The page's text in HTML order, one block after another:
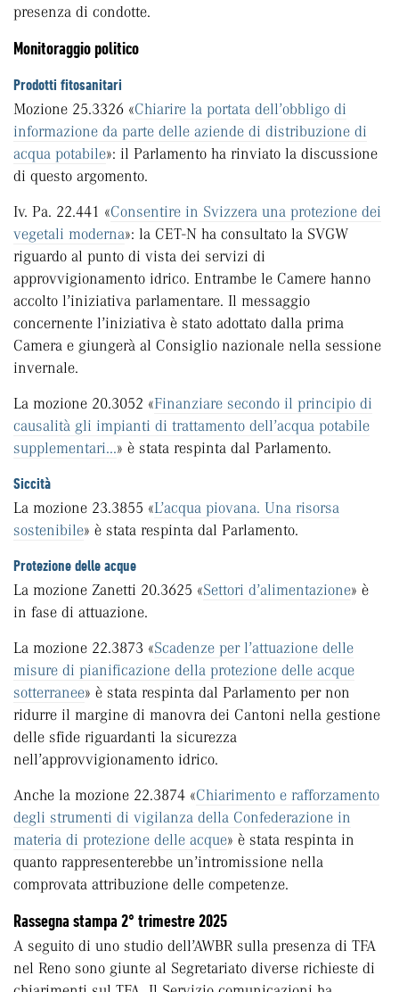
presenza di condotte.
Monitoraggio politico
Prodotti fitosanitari
Mozione 25.3326 «Chiarire la portata dell’obbligo di
informazione da parte delle aziende di distribuzione di
acqua potabile»: il Parlamento ha rinviato la discussione
di questo argomento.
Iv. Pa. 22.441 «Consentire in Svizzera una protezione dei
vegetali moderna»: la CET-N ha consultato la SVGW
riguardo al punto di vista dei servizi di
approvvigionamento idrico. Entrambe le Camere hanno
accolto l’iniziativa parlamentare. Il messaggio
concernente l’iniziativa è stato adottato dalla prima
Camera e giungerà al Consiglio nazionale nella sessione
invernale.
La mozione 20.3052 «Finanziare secondo il principio di
causalità gli impianti di trattamento dell’acqua potabile
supplementari...» è stata respinta dal Parlamento.
Siccità
La mozione 23.3855 «L’acqua piovana. Una risorsa
sostenibile» è stata respinta dal Parlamento.
Protezione delle acque
La mozione Zanetti 20.3625 «Settori d’alimentazione» è
in fase di attuazione.
La mozione 22.3873 «Scadenze per l’attuazione delle
misure di pianificazione della protezione delle acque
sotterranee» è stata respinta dal Parlamento per non
ridurre il margine di manovra dei Cantoni nella gestione
delle sfide riguardanti la sicurezza
nell’approvvigionamento idrico.
Anche la mozione 22.3874 «Chiarimento e rafforzamento
degli strumenti di vigilanza della Confederazione in
materia di protezione delle acque» è stata respinta in
quanto rappresenterebbe un’intromissione nella
comprovata attribuzione delle competenze.
Rassegna stampa 2° trimestre 2025
A seguito di uno studio dell’AWBR sulla presenza di TFA
nel Reno sono giunte al Segretariato diverse richieste di